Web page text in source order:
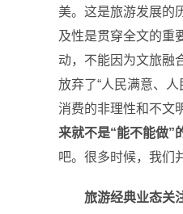
美。这是旅游发展的
及性是贯穿全文的重
动，不能因为文旅融
放弃了“人民满意、
消费的非理性和不文
来就不是“能不能做”
吧。很多时候，我们
旅游经典业态关